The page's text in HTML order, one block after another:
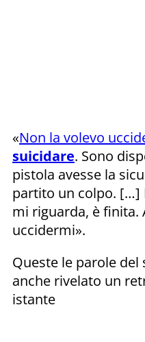
«Non la volevo
suicidare. Sono
pistola avesse la
partito un colpo. […]
mi riguarda, è finita.
uccidermi».
Queste le parole
anche rivelato un
istante